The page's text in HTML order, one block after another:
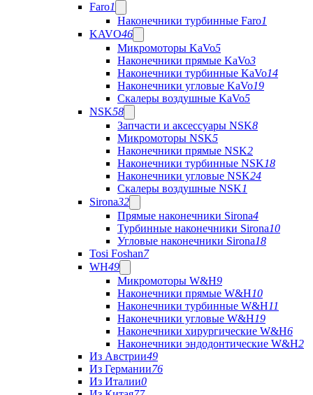
Faro1
Наконечники турбинные Faro1
KAVO46
Микромоторы KaVo5
Наконечники прямые KaVo3
Наконечники турбинные KaVo14
Наконечники угловые KaVo19
Скалеры воздушные KaVo5
NSK58
Запчасти и аксессуары NSK8
Микромоторы NSK5
Наконечники прямые NSK2
Наконечники турбинные NSK18
Наконечники угловые NSK24
Скалеры воздушные NSK1
Sirona32
Прямые наконечники Sirona4
Турбинные наконечники Sirona10
Угловые наконечники Sirona18
Tosi Foshan7
WH49
Микромоторы W&H9
Наконечники прямые W&H10
Наконечники турбинные W&H11
Наконечники угловые W&H19
Наконечники хирургические W&H6
Наконечники эндодонтические W&H2
Из Австрии49
Из Германии76
Из Италии0